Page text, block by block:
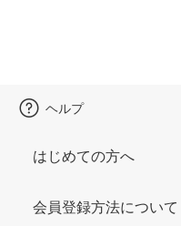
ヘルプ
はじめての方へ
会員登録方法について